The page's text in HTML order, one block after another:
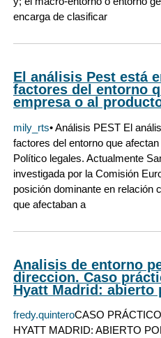
encarga de clasificar
El análisis Pest está
factores del entorno
empresa o al
mily_rts• Análisis PEST El
factores del entorno que
Político legales. Actualmente
investigada por la Comisión
posición dominante en relación
que afectaban a
Analisis de entorno
direccion. Caso
Hyatt Madrid: abierto
fredy.quinteroCASO
HYATT MADRID: ABIERTO